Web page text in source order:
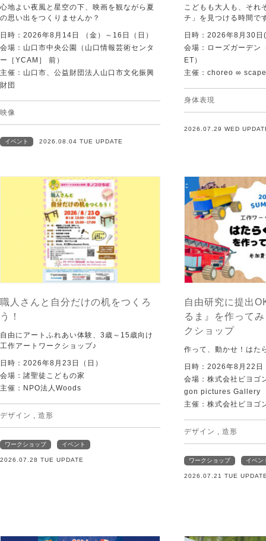
心地よい夜風と星空の下、映画を観ながら夏
の思い出をつくりませんか？
日時：2026年8月14日 （金）～16日（日）
会場：山口市中央公園（山口情報芸術センタ
ー［YCAM］ 前）
主催：山口市、公益財団法人山口市文化振興
財団
映像
イベント 2026.08.04 TUE UPDATE
こどもも大人も、それ
チ」を見つける時間で
日時：2026年8月30日
会場：ローズガーデン
ET）
主催：choreo ∞ scape
身体表現
2026.07.29 WED
職人さんと自分だけの机をつくろ
う！
自由にアートふれあい体験、3歳～15歳向け
工作アートワークショップ♪
日時：2026年8月23日（日）
会場：諸聖徒こどもの家
主催：NPO法人Woods
デザイン , 造形
ワークショップ イベント
2026.07.28 TUE UPDATE
自由研究に提出
るま』を作って
クショップ
作って、動かせ！はた
日時：2026年8月22日
会場：株式会社ビヨ
gon pictures Gallery
主催：株式会社ビヨゴ
デザイン , 造形
ワークショップ イベン
2026.07.21 TUE